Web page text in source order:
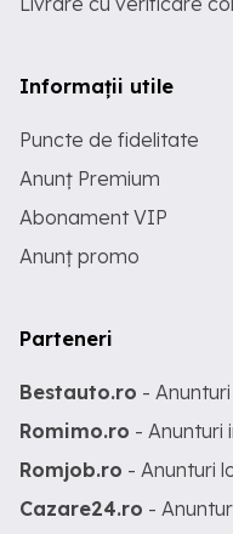
Informații utile
Puncte de fidelitate
Anunț Premium
Abonament VIP
Anunț promo
Parteneri
Bestauto.ro -
Romimo.ro - Anunturi
Romjob.ro - Anunturi
Cazare24.ro -